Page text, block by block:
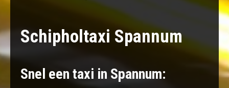
Schipholtaxi Spannum
Snel een taxi in Spannum: